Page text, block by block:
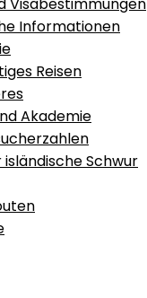
Informationen
Reisen
Akademie
isländische Schwur